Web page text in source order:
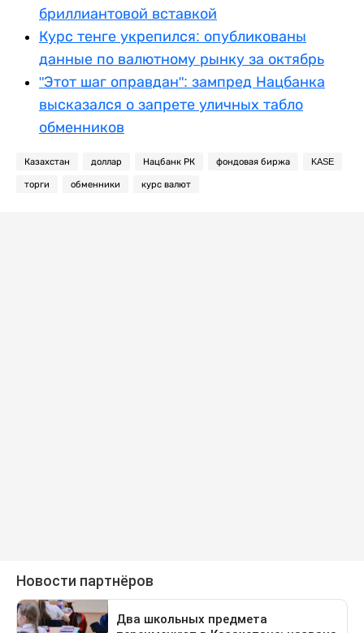
бриллиантовой вставкой
Курс тенге укрепился: опубликованы
данные по валютному рынку за октябрь
"Этот шаг оправдан": зампред Нацбанка
высказался о запрете уличных табло
обменников
Казахстан доллар Нацбанк РК фондовая биржа KASE
торги обменники курс валют